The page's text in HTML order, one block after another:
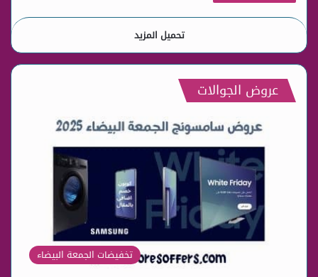
تحميل المزيد
عروض الجوالات
تخفيضات الجمعة البيضاء